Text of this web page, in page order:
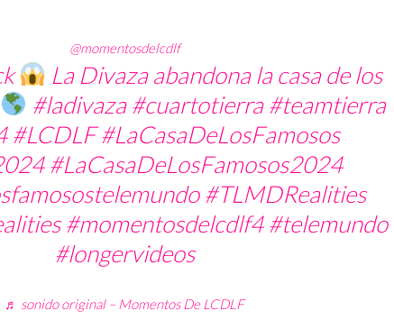
@momentosdelcdlf
La Divaza abandona la casa de los
#ladivaza #cuartotierra #teamtierra
#LCDLF #LaCasaDeLosFamosos
#LaCasaDeLosFamosos2024
#TLMDRealities
#momentosdelcdlf4 #telemundo
#longervideos
♬ sonido original – Momentos De LCDLF